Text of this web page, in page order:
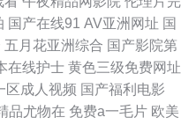
AV在视 狼友AV基地 成人三级网
资源站 成人91 久草视频网 日韩
99欧美操碰 另类乱日 五月狼人
国产在线91 AV亚洲网址 国
五月花亚洲综合 国产影院第
在线护士 黄色三级免费网址
区成人视频 国产福利电影
品尤物在 免费a一毛片 欧美